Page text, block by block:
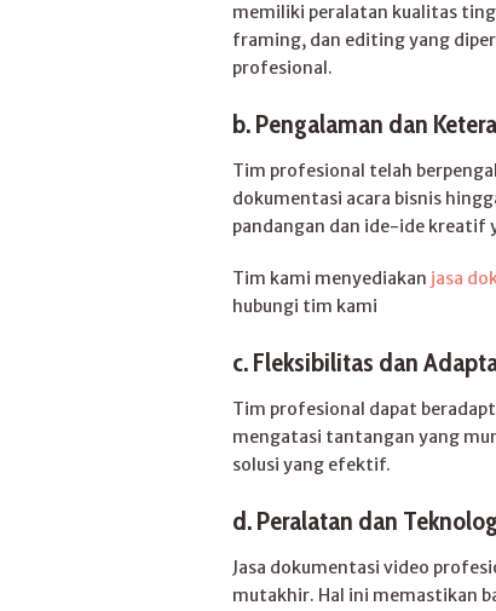
memiliki peralatan kualitas
framing, dan editing yang
profesional.
b.Pengalaman dan
Tim profesional telah
dokumentasi acara bisnis
pandangan dan ide-ide kreatif
Tim kami menyediakan jasa
hubungi tim kami
c.Fleksibilitas dan
Tim profesional dapat
mengatasi tantangan yang
solusi yang efektif.
d.Peralatan dan
Jasa dokumentasi video
mutakhir. Hal ini memastikan